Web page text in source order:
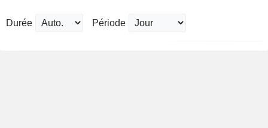
Durée Période